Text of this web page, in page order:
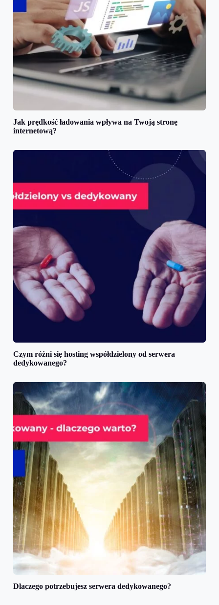
Jak prędkość ładowania wpływa na Twoją stronę
internetową?
Czym różni się hosting współdzielony od serwera
dedykowanego?
Dlaczego potrzebujesz serwera dedykowanego?